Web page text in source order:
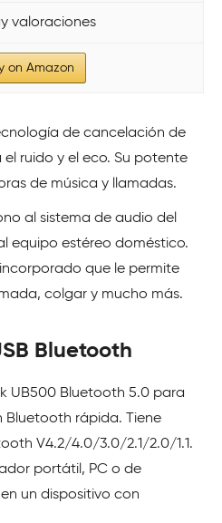
valoraciones
on Amazon
de cancelación de
ruido y el eco. Su potente
de música y llamadas.
al sistema de audio del
equipo estéreo doméstico.
que le permite
colgar y mucho más.
Bluetooth
UB500 Bluetooth 5.0 para
Bluetooth rápida. Tiene
V4.2/4.0/3.0/2.1/2.0/1.1.
portátil, PC o de
un dispositivo con